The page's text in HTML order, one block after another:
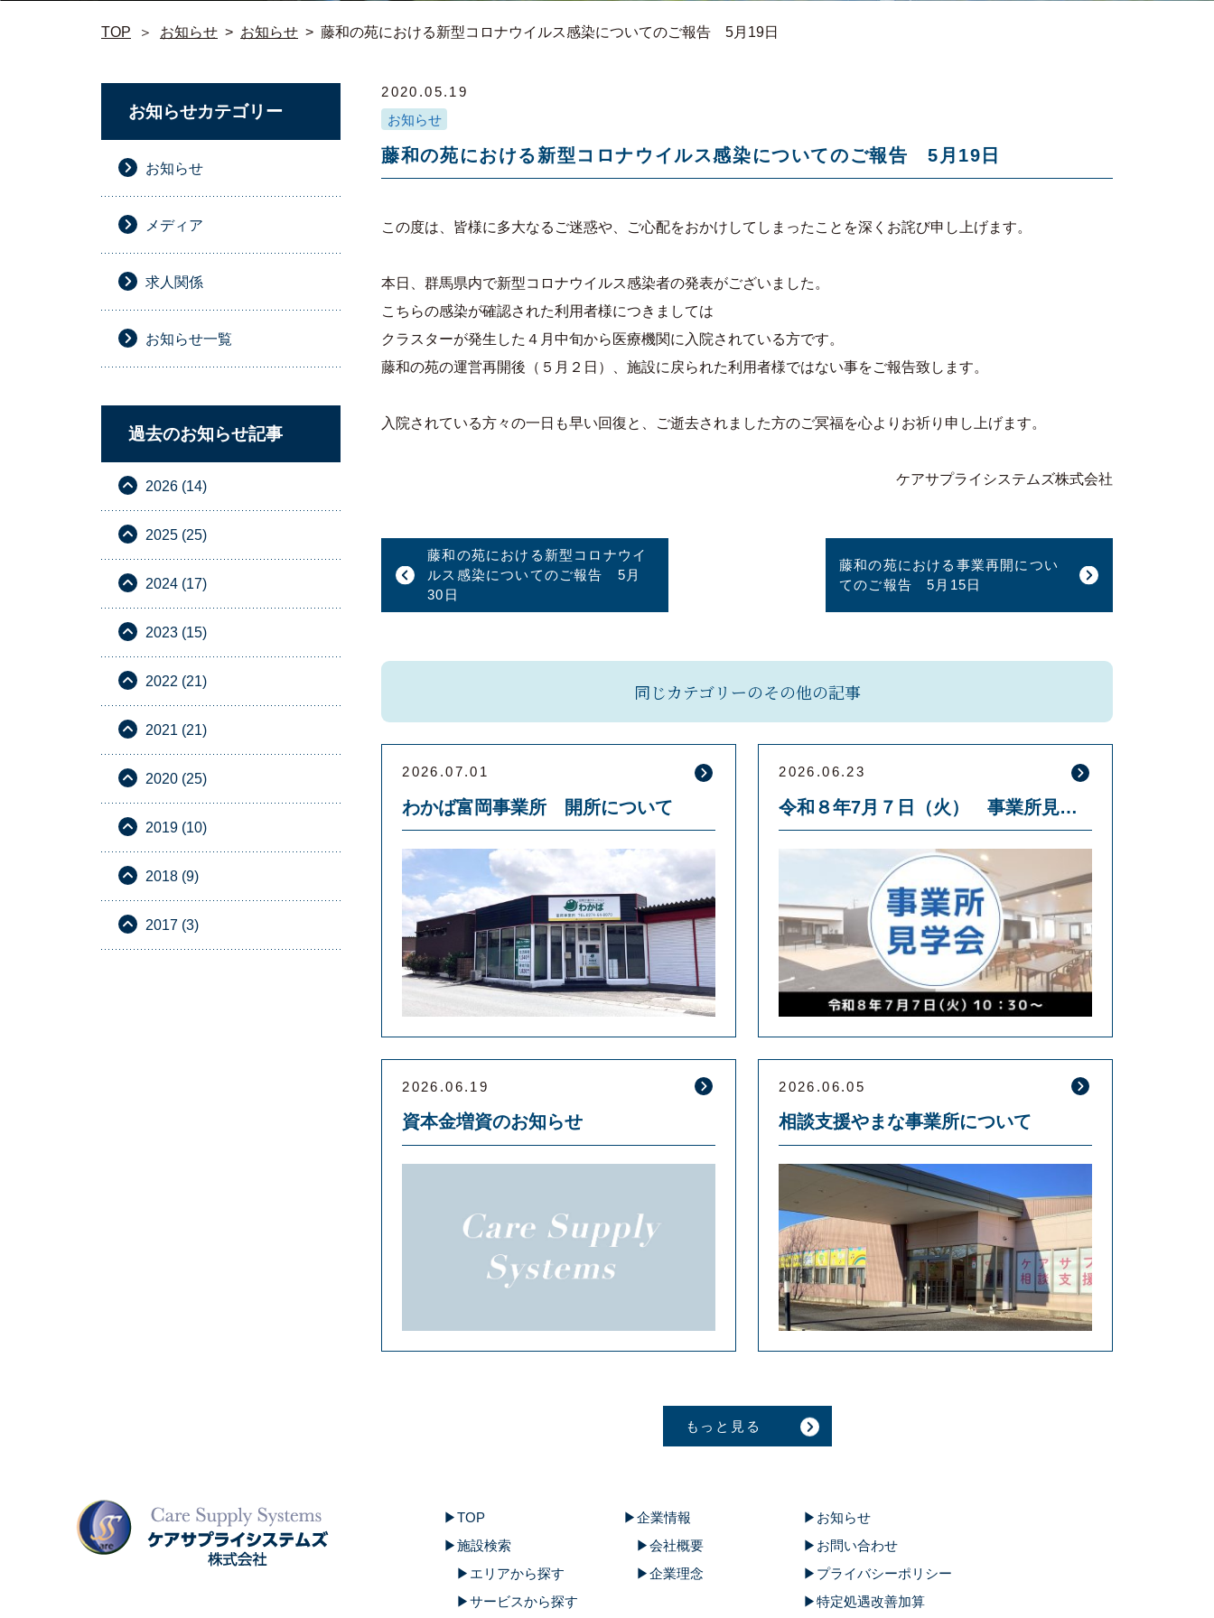
TOP ＞ お知らせ > お知らせ > 藤和の苑における新型コロナウイルス感染についてのご報告 5月19日
2020.05.19
お知らせ
藤和の苑における新型コロナウイルス感染についてのご報告 5月19日
この度は、皆様に多大なるご迷惑や、ご心配をおかけしてしまったことを深くお詫び申し上げます。
本日、群馬県内で新型コロナウイルス感染者の発表がございました。
こちらの感染が確認された利用者様につきましては
クラスターが発生した４月中旬から医療機関に入院されている方です。
藤和の苑の運営再開後（５月２日）、施設に戻られた利用者様ではない事をご報告致します。
入院されている方々の一日も早い回復と、ご逝去されました方のご冥福を心よりお祈り申し上げます。
ケアサプライシステムズ株式会社
藤和の苑における新型コロナウイ
ルス感染についてのご報告 5月
30日
藤和の苑における事業再開につい
てのご報告 5月15日
同じカテゴリーのその他の記事
2026.07.01
わかば富岡事業所 開所について
2026.06.23
令和８年7月７日（火） 事業所見学会を開催します
2026.06.19
資本金増資のお知らせ
2026.06.05
相談支援やまな事業所について
もっと見る
お知らせカテゴリー
お知らせ
メディア
求人関係
お知らせ一覧
過去のお知らせ記事
2026 (14)
2025 (25)
2024 (17)
2023 (15)
2022 (21)
2021 (21)
2020 (25)
2019 (10)
2018 (9)
2017 (3)
TOP
施設検索
エリアから探す
サービスから探す
企業情報
会社概要
企業理念
お知らせ
お問い合わせ
プライバシーポリシー
特定処遇改善加算